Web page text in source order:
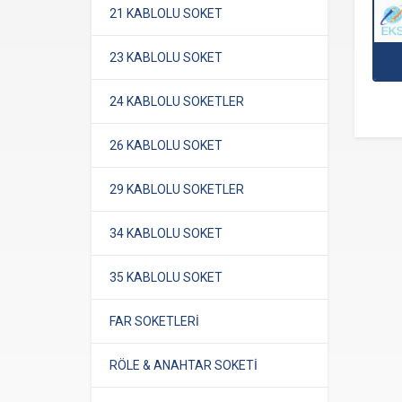
21 KABLOLU SOKET
23 KABLOLU SOKET
24 KABLOLU SOKETLER
26 KABLOLU SOKET
29 KABLOLU SOKETLER
34 KABLOLU SOKET
35 KABLOLU SOKET
FAR SOKETLERİ
RÖLE & ANAHTAR SOKETİ